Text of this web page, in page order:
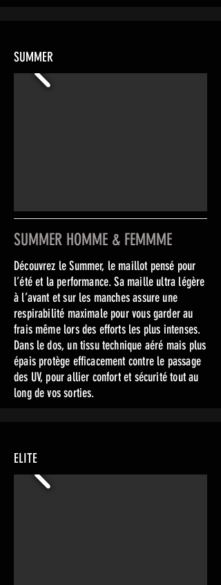
SUMMER
SUMMER HOMME & FEMMME
Découvrez le Summer, le maillot pensé pour
l’été et la performance. Sa maille ultra légère
à l’avant et sur les manches assure une
respirabilité maximale pour vous garder au
frais même lors des efforts les plus intenses.
Dans le dos, un tissu technique aéré mais plus
épais protège efficacement contre le passage
des UV, pour allier confort et sécurité tout au
long de vos sorties.
ELITE